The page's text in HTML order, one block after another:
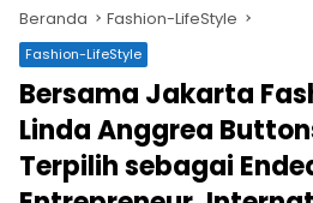
Beranda Fashion-LifeStyle
Fashion-LifeStyle
Bersama Jakarta
Linda Anggrea
Terpilih sebagai